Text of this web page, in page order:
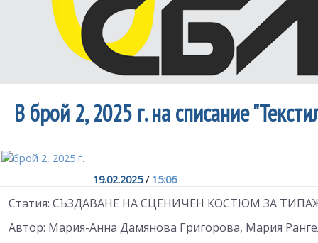
В брой 2, 2025 г. на списание
19.02.2025/ 15:06
Статия: СЪЗДАВАНЕ НА СЦЕНИЧЕН КОСТЮМ ЗА
Автор: Мария-Анна Дамянова Григорова, Мария